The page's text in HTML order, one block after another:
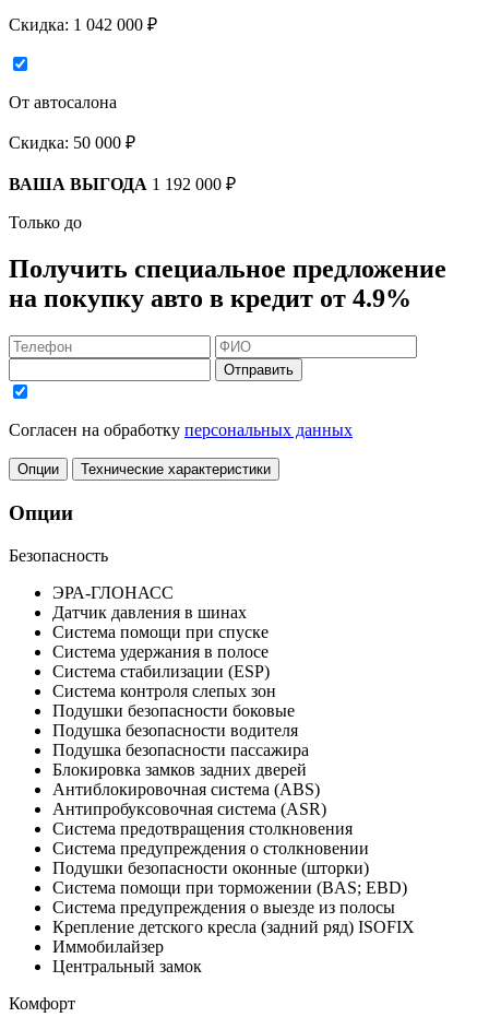
Скидка: 1 042 000 ₽
От автосалона
Скидка: 50 000 ₽
ВАША ВЫГОДА 1 192 000 ₽
Только до
Получить специальное предложение
на покупку авто в кредит от 4.9%
Отправить
Согласен на обработку персональных данных
Опции Технические характеристики
Опции
Безопасность
ЭРА-ГЛОНАСС
Датчик давления в шинах
Система помощи при спуске
Система удержания в полосе
Система стабилизации (ESP)
Система контроля слепых зон
Подушки безопасности боковые
Подушка безопасности водителя
Подушка безопасности пассажира
Блокировка замков задних дверей
Антиблокировочная система (ABS)
Антипробуксовочная система (ASR)
Система предотвращения столкновения
Система предупреждения о столкновении
Подушки безопасности оконные (шторки)
Система помощи при торможении (BAS; EBD)
Система предупреждения о выезде из полосы
Крепление детского кресла (задний ряд) ISOFIX
Иммобилайзер
Центральный замок
Комфорт